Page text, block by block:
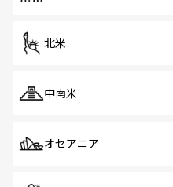
北米
中南米
オセアニア